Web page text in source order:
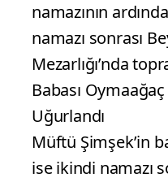
namazının
namazı sonrası
Mezarlığı’nda
Babası Oymaağaç
Uğurlandı
Müftü Şimşek’in
ise ikindi namazı